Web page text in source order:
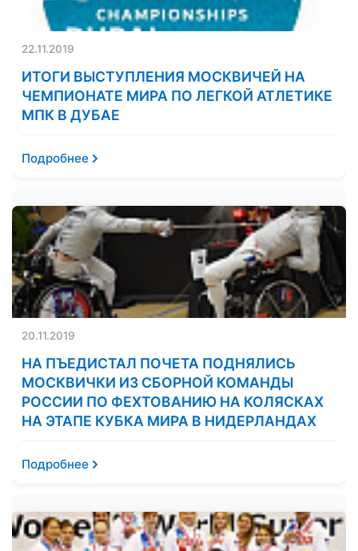
22.11.2019
ИТОГИ ВЫСТУПЛЕНИЯ МОСКВИЧЕЙ НА
ЧЕМПИОНАТЕ МИРА ПО ЛЕГКОЙ АТЛЕТИКЕ
МПК В ДУБАЕ
Подробнее
20.11.2019
НА ПЪЕДИСТАЛ ПОЧЕТА ПОДНЯЛИСЬ
МОСКВИЧКИ ИЗ СБОРНОЙ КОМАНДЫ
РОССИИ ПО ФЕХТОВАНИЮ НА КОЛЯСКАХ
НА ЭТАПЕ КУБКА МИРА В НИДЕРЛАНДАХ
Подробнее